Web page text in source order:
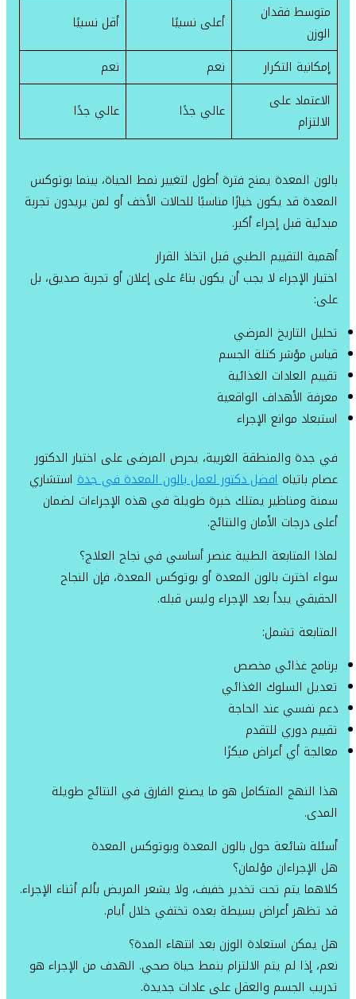
متوسط فقدان
الوزن
أعلى نسبيًا
أقل نسبيًا
إمكانية التكرار
نعم
نعم
الاعتماد على
الالتزام
عالي جدًا عالي جدًا
بالون المعدة يمنح فترة أطول لتغيير نمط الحياة، بينما بوتوكس
المعدة قد يكون خيارًا مناسبًا للحالات الأخف أو لمن يريدون تجربة
مبدئية قبل إجراء أكبر.
أهمية التقييم الطبي قبل اتخاذ القرار
اختيار الإجراء لا يجب أن يكون بناءً على إعلان أو تجربة صديق، بل
على:
تحليل التاريخ المرضي
قياس مؤشر كتلة الجسم
تقييم العادات الغذائية
معرفة الأهداف الواقعية
استبعاد موانع الإجراء
في جدة والمنطقة الغربية، يحرص المرضى على اختيار الدكتور
عصام باتياهافضل دكتور لعمل بالون المعدة في جدة استشاري
سمنة ومناظير يمتلك خبرة طويلة في هذه الإجراءات لضمان
أعلى درجات الأمان والنتائج.
لماذا المتابعة الطبية عنصر أساسي في نجاح العلاج؟
سواء اخترت بالون المعدة أو بوتوكس المعدة، فإن النجاح
الحقيقي يبدأ بعد الإجراء وليس قبله.
المتابعة تشمل:
برنامج غذائي مخصص
تعديل السلوك الغذائي
دعم نفسي عند الحاجة
تقييم دوري للتقدم
معالجة أي أعراض مبكرًا
هذا النهج المتكامل هو ما يصنع الفارق في النتائج طويلة
المدى.
أسئلة شائعة حول بالون المعدة وبوتوكس المعدة
هل الإجراءان مؤلمان؟
كلاهما يتم تحت تخدير خفيف، ولا يشعر المريض بألم أثناء الإجراء.
قد تظهر أعراض بسيطة بعده تختفي خلال أيام.
هل يمكن استعادة الوزن بعد انتهاء المدة؟
نعم، إذا لم يتم الالتزام بنمط حياة صحي. الهدف من الإجراء هو
تدريب الجسم والعقل على عادات جديدة.